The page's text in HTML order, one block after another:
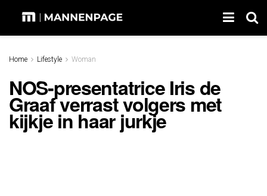
Home Lifestyle Woman
NOS-presentatrice Iris de
Graaf verrast volgers met
kijkje in haar jurkje